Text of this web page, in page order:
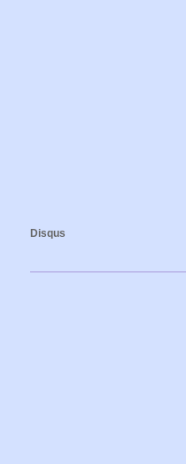
Disqus